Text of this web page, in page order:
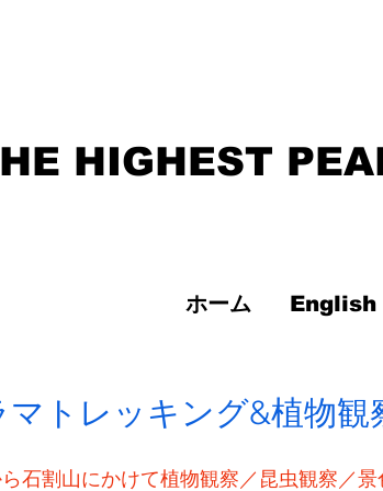
HIGHEST
ホーム English
マトレッキング&植物
石割山にかけて植物観察／昆虫観察／